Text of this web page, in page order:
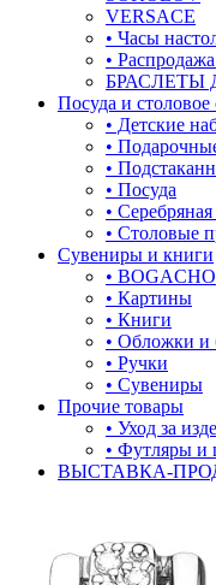
лошадки и единороги
лягушки
медведь
музыка
мышки
обереги
один камень
под гравировку
подкова
прямоугольник
VERSACE
• Часы
•
БРАСЛЕТЫ
Посуда и столовое
• Детские
•
•
• Посуда
•
• Столовые
Сувениры и книги
• BOGACHO
• Картины
• Книги
• Обложки и
• Ручки
• Сувениры
Прочие товары
• Уход за
• Футляры и
ВЫСТАВКА-